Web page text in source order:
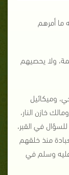
ما أمرهم
ولا يحصيهم
وميكائيل
خازن النار،
في القبر،
منذ خلقهم
عليه وسلم في